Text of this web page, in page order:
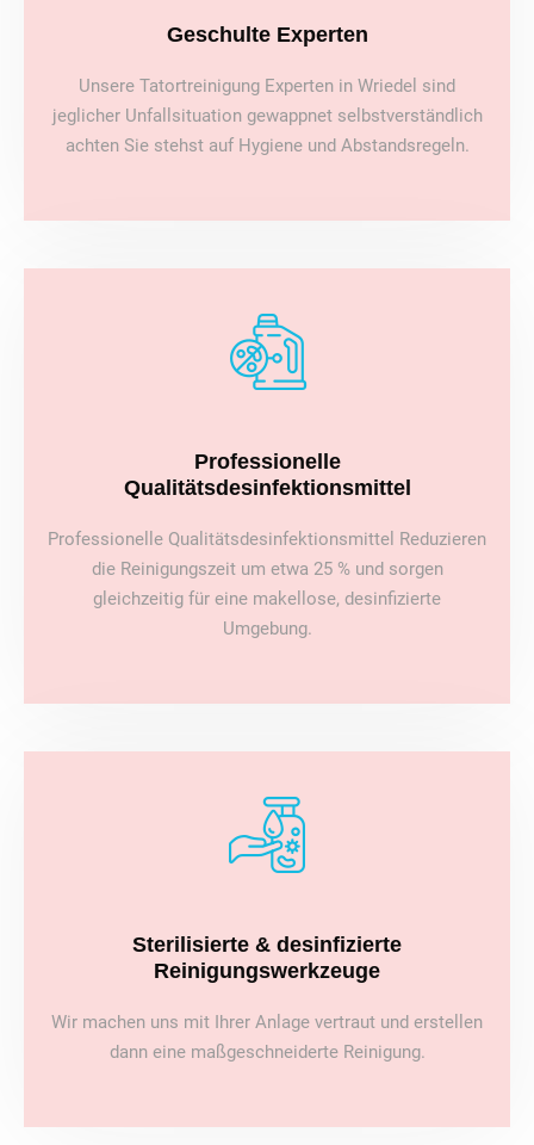
Geschulte Experten
Unsere Tatortreinigung Experten in Wriedel sind
jeglicher Unfallsituation gewappnet selbstverständlich
achten Sie stehst auf Hygiene und Abstandsregeln.
Professionelle
Qualitätsdesinfektionsmittel
Professionelle Qualitätsdesinfektionsmittel Reduzieren
die Reinigungszeit um etwa 25 % und sorgen
gleichzeitig für eine makellose, desinfizierte
Umgebung.
Sterilisierte & desinfizierte
Reinigungswerkzeuge
Wir machen uns mit Ihrer Anlage vertraut und erstellen
dann eine maßgeschneiderte Reinigung.